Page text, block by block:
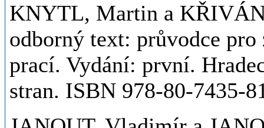
KNYTL, Martin a
odborný text: průvodce pro
prací. Vydání: první.
stran. ISBN 978-80-7435-